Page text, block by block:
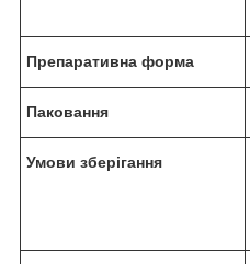
Препаративна форма
Паковання
Умови зберігання